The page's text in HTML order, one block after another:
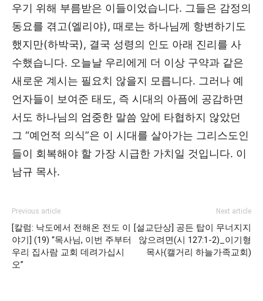
우기 위해 부름받은 이들이었습니다. 그들은 감정의
동요를 겪고(엘리야), 때로는 하나님께 항변하기도
했지만(하박국), 결국 성령의 인도 아래 진리를 사
수했습니다. 오늘날 우리에게 더 이상 구약과 같은
새로운 계시는 필요치 않을지 모릅니다. 그러나 예
언자들이 보여준 태도, 즉 시대의 아픔에 공감하면
서도 하나님의 엄중한 말씀 앞에 타협하지 않았던
그 “예언적 의식”은 이 시대를 살아가는 그리스도인
들이 회복해야 할 가장 시급한 가치일 것입니다. 이
남규 목사.
Previous article
[칼럼: 낙도에서 전해온 전도 이
야기] (19) “목사님, 이번 주부터
우리 집사람 교회 데려가십시
오”
Next article
[설교단상] 공든 탑이 무너지지
않으려면(시 127:1-2)_이기형
목사(캘거리 하늘가족교회)